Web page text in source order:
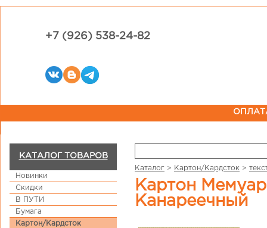
+7 (926) 538-24-82
КАТАЛОГ ТОВАРОВ
Новинки
Скидки
В ПУТИ
Бумага
Картон/Кардсток
Каталог > Картон/Кардсток >
Картон Мемуарис с фактурой льна 30,5 х 30,5 см
Канареечный